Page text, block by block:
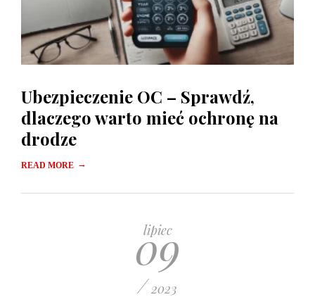
Ubezpieczenie OC – Sprawdź,
dlaczego warto mieć ochronę na
drodze
READ MORE →
lipiec
09
/ 2023